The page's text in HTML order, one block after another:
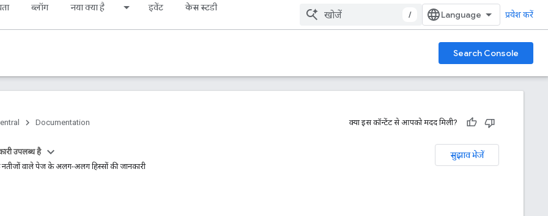
ब्लॉग नया क्या है इवेंट केस स्टडी
/ प्रवेश करें
Search Console
Documentation क्या इस कॉन्टेंट से आपको मदद मिली?
सुझाव भेजें
उपलब्ध है
वाले पेज के अलग-अलग हिस्सों की जानकारी